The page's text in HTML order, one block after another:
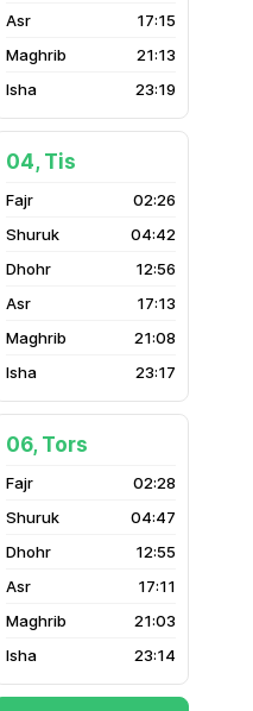
17:15
21:13
23:19
04, Tis
02:26
04:42
12:56
17:13
21:08
23:17
06, Tors
02:28
04:47
12:55
17:11
21:03
23:14